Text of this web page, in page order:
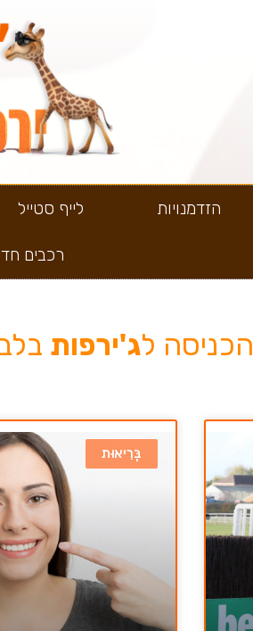
הזדמנויות לייף סטייל
רכבים
הכניסה לג'ירפות
בְּרִיאוּת